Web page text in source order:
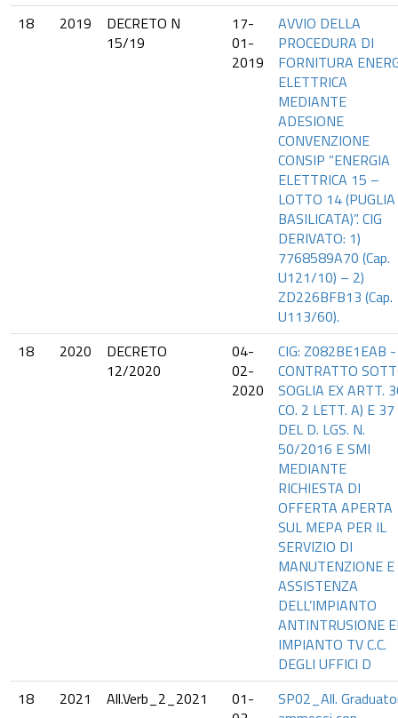
18
2019
DECRETO N
15/19
17-
01-
2019
AVVIO DELLA
PROCEDURA DI
FORNITURA
ELETTRICA
MEDIANTE
ADESIONE
CONVENZIONE
CONSIP “ENERGIA
ELETTRICA 15 –
LOTTO 14
BASILICATA)”. CIG
DERIVATO: 1)
7768589A70 (Cap.
U121/10) – 2)
ZD226BFB13 (Cap.
U113/60).
18
2020
DECRETO
12/2020
04-
02-
2020
CIG: Z082BE1EAB -
CONTRATTO
SOGLIA EX ARTT.
CO. 2 LETT. A) E 37
DEL D. LGS. N.
50/2016 E SMI
MEDIANTE
RICHIESTA DI
OFFERTA APERTA
SUL MEPA PER IL
SERVIZIO DI
MANUTENZIONE E
ASSISTENZA
DELL’IMPIANTO
ANTINTRUSIONE
IMPIANTO TV C.C.
DEGLI UFFICI D
18
2021 All.Verb_2_2021
01-
SP02_All.